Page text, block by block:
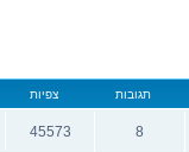
תגובות צפיות
8
45573